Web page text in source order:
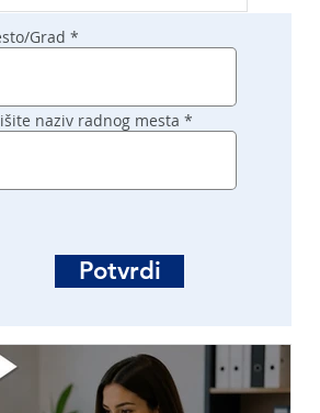
Grad
naziv radnog mesta
Potvrdi